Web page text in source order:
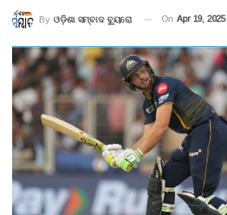
By ଓଡ଼ିଶା ସମ୍ବାଦ ବ୍ୟୁରୋ On Apr 19, 2025